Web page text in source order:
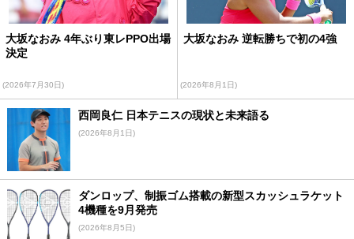
大坂なおみ 4年ぶり東レPPO出場
決定
(2026年7月30日)
大坂なおみ 逆転勝ちで初の4強
(2026年8月1日)
西岡良仁 日本テニスの現状と未来語る
(2026年8月1日)
ダンロップ、制振ゴム搭載の新型スカッシュラケット
4機種を9月発売
(2026年8月5日)